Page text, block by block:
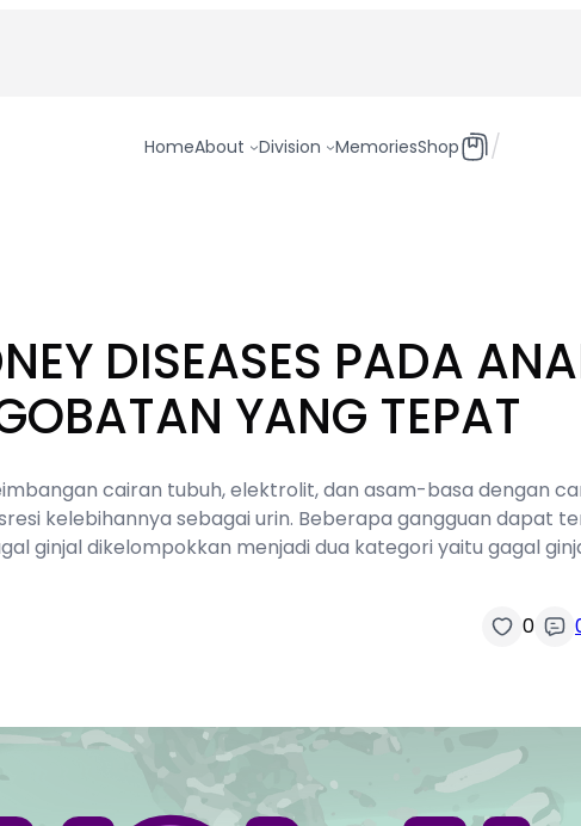
HomeAbout Division MemoriesShop /
DISEASES PADA
YANG TEPAT
cairan tubuh, elektrolit, dan asam-basa dengan
kelebihannya sebagai urin. Beberapa gangguan dapat
ginjal dikelompokkan menjadi dua kategori yaitu gagal
0